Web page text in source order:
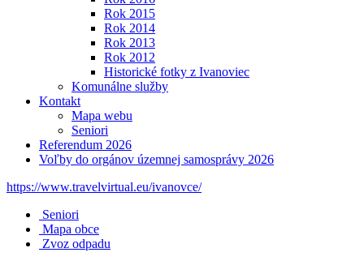
Rok 2015
Rok 2014
Rok 2013
Rok 2012
Historické fotky z Ivanoviec
Komunálne služby
Kontakt
Mapa webu
Seniori
Referendum 2026
Voľby do orgánov územnej samosprávy 2026
https://www.travelvirtual.eu/ivanovce/
Seniori
Mapa obce
Zvoz odpadu